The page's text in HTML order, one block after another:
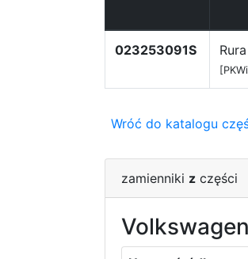
023253091S
Wróć do katalogu
zamienniki z części